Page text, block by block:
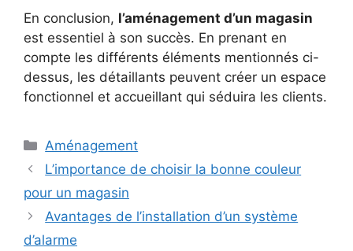
En conclusion, l’aménagement d’un magasin
est essentiel à son succès. En prenant en
compte les différents éléments mentionnés ci-
dessus, les détaillants peuvent créer un espace
fonctionnel et accueillant qui séduira les clients.
Catégories
Aménagement
L’importance de choisir la bonne couleur
pour un magasin
Avantages de l’installation d’un système
d’alarme